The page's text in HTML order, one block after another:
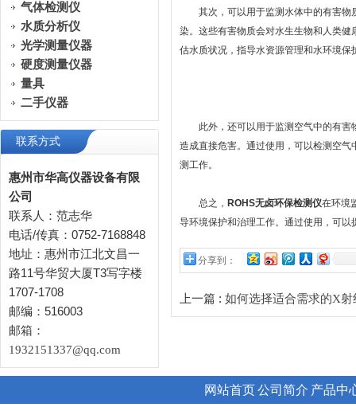
气体检测仪
水质分析仪
光学测量仪器
硬度测量仪器
量具
二手仪器
联系方式
惠州市华高仪器设备有限
公司
联系人：范志华
电话/传真：0752-7168848
地址：惠州市江北文昌一
路11号华贸大厦T3写字楼
1707-1708
邮编：516003
邮箱：
1932151337@qq.com
其次，可以用于监测水体中的有害物
染。这些有害物质会对水生生物和人类
估水质状况，指导水资源管理和水环境保
此外，还可以用于监测空气中的有害
造成直接危害。通过使用，可以检测空
测工作。
总之， ROHS无卤环保检测仪在环境
导环境保护和治理工作。通过使用，可
分享到：
上一篇 : 如何选择适合需求的X
网站首页公司简介 产品中